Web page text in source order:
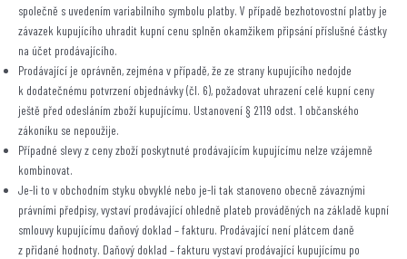
společně s uvedením variabilního symbolu platby. V případě bezhotovostní platby je
závazek kupujícího uhradit kupní cenu splněn okamžikem připsání příslušné částky
na účet prodávajícího.
Prodávající je oprávněn, zejména v případě, že ze strany kupujícího nedojde
k dodatečnému potvrzení objednávky (čl. 6), požadovat uhrazení celé kupní ceny
ještě před odesláním zboží kupujícímu. Ustanovení § 2119 odst. 1 občanského
zákoníku se nepoužije.
Případné slevy z ceny zboží poskytnuté prodávajícím kupujícímu nelze vzájemně
kombinovat.
Je-li to v obchodním styku obvyklé nebo je-li tak stanoveno obecně závaznými
právními předpisy, vystaví prodávající ohledně plateb prováděných na základě kupní
smlouvy kupujícímu daňový doklad – fakturu. Prodávající není plátcem daně
z přidané hodnoty. Daňový doklad – fakturu vystaví prodávající kupujícímu po